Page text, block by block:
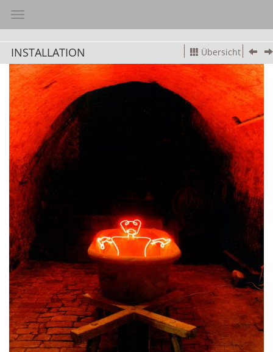
Toggle navigation
INSTALLATION Übersicht